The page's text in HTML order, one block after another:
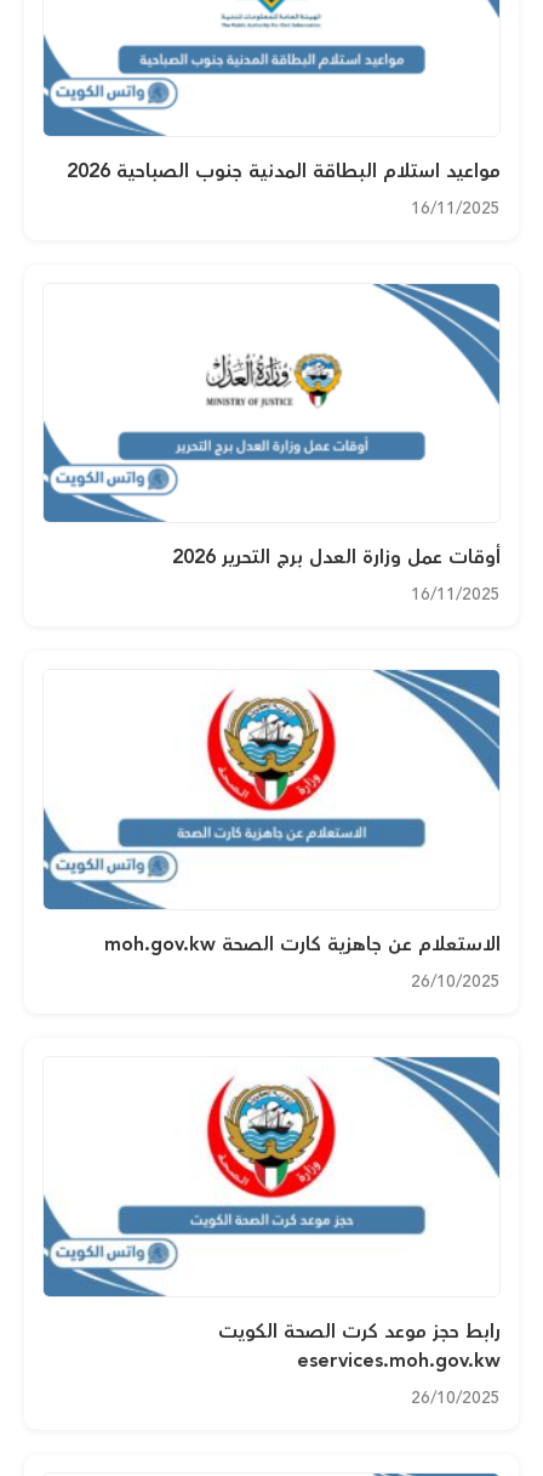
مواعيد استلام البطاقة المدنية جنوب الصباحية 2026
16/11/2025
أوقات عمل وزارة العدل برج التحرير 2026
16/11/2025
الاستعلام عن جاهزية كارت الصحة moh.gov.kw
26/10/2025
رابط حجز موعد كرت الصحة الكويت
eservices.moh.gov.kw
26/10/2025